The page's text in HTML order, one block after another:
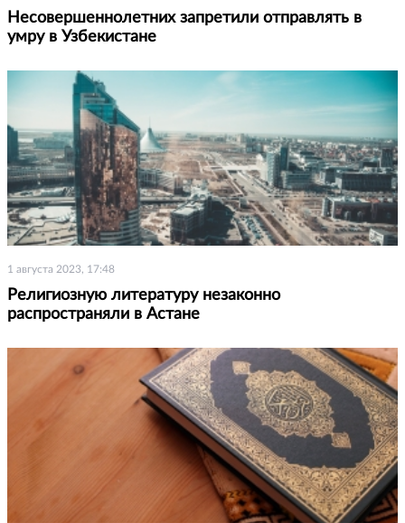
Несовершеннолетних запретили отправлять в
умру в Узбекистане
1 августа 2023, 17:48
Религиозную литературу незаконно
распространяли в Астане